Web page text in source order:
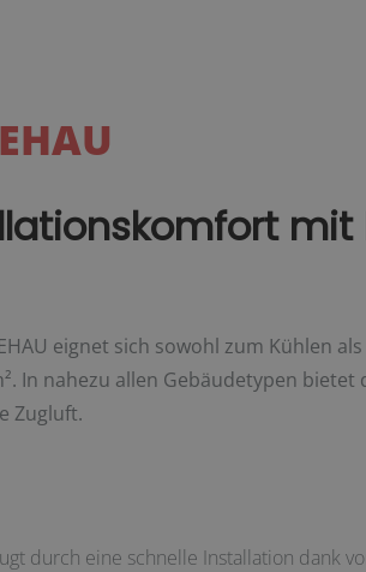
mit
eignet sich sowohl zum Kühlen
In nahezu allen Gebäudetypen bietet
Zugluft.
durch eine schnelle Installation dank